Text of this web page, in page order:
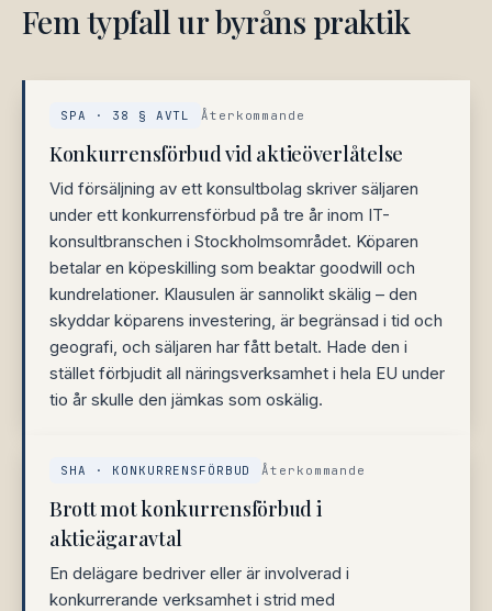
Fem typfall ur byråns praktik
SPA · 38 § AVTL Återkommande
Konkurrensförbud vid aktieöverlåtelse
Vid försäljning av ett konsultbolag skriver säljaren
under ett konkurrensförbud på tre år inom IT-
konsultbranschen i Stockholmsområdet. Köparen
betalar en köpeskilling som beaktar goodwill och
kundrelationer. Klausulen är sannolikt skälig – den
skyddar köparens investering, är begränsad i tid och
geografi, och säljaren har fått betalt. Hade den i
stället förbjudit all näringsverksamhet i hela EU under
tio år skulle den jämkas som oskälig.
SHA · KONKURRENSFÖRBUD Återkommande
Brott mot konkurrensförbud i
aktieägaravtal
En delägare bedriver eller är involverad i
konkurrerande verksamhet i strid med